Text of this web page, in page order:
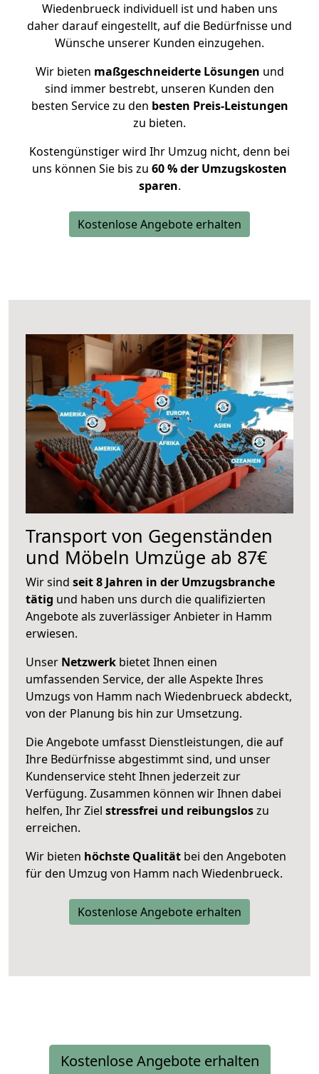
Wiedenbrueck individuell ist und haben uns
daher darauf eingestellt, auf die Bedürfnisse und
Wünsche unserer Kunden einzugehen.
Wir bieten maßgeschneiderte Lösungen und
sind immer bestrebt, unseren Kunden den
besten Service zu den besten Preis-Leistungen
zu bieten.
Kostengünstiger wird Ihr Umzug nicht, denn bei
uns können Sie bis zu 60 % der Umzugskosten
sparen.
Kostenlose Angebote erhalten
Transport von Gegenständen
und Möbeln Umzüge ab 87€
Wir sind seit 8 Jahren in der Umzugsbranche
tätig und haben uns durch die qualifizierten
Angebote als zuverlässiger Anbieter in Hamm
erwiesen.
Unser Netzwerk bietet Ihnen einen
umfassenden Service, der alle Aspekte Ihres
Umzugs von Hamm nach Wiedenbrueck abdeckt,
von der Planung bis hin zur Umsetzung.
Die Angebote umfasst Dienstleistungen, die auf
Ihre Bedürfnisse abgestimmt sind, und unser
Kundenservice steht Ihnen jederzeit zur
Verfügung. Zusammen können wir Ihnen dabei
helfen, Ihr Ziel stressfrei und reibungsloszu
erreichen.
Wir bieten höchste Qualität bei den Angeboten
für den Umzug von Hamm nach Wiedenbrueck.
Kostenlose Angebote erhalten
Kostenlose Angebote erhalten